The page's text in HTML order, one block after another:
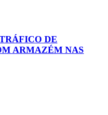
DE
ARMAZÉM NAS